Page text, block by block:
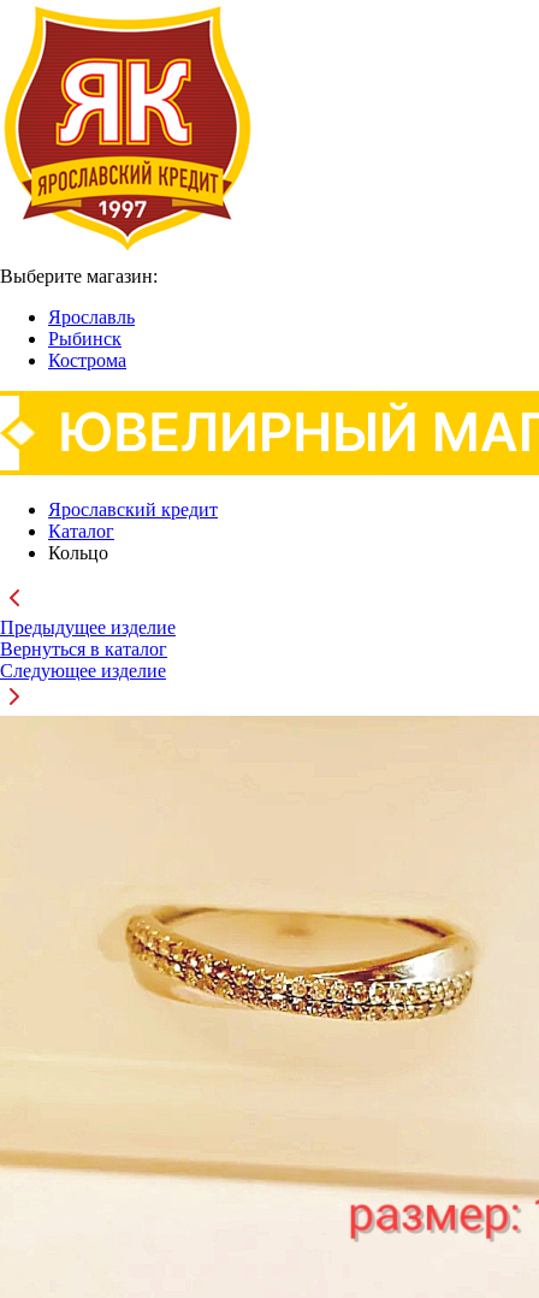
Выберите магазин:
Ярославль
Рыбинск
Кострома
Ярославский кредит
Каталог
Кольцо
Предыдущее изделие
Вернуться в каталог
Следующее изделие